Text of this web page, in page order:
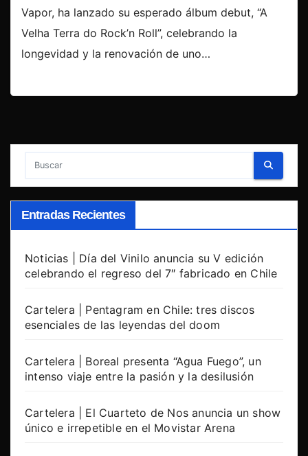
Vapor, ha lanzado su esperado álbum debut, “A
Velha Terra do Rock’n Roll”, celebrando la
longevidad y la renovación de uno…
Entradas Recientes
Noticias | Día del Vinilo anuncia su V edición
celebrando el regreso del 7″ fabricado en Chile
Cartelera | Pentagram en Chile: tres discos
esenciales de las leyendas del doom
Cartelera | Boreal presenta “Agua Fuego”, un
intenso viaje entre la pasión y la desilusión
Cartelera | El Cuarteto de Nos anuncia un show
único e irrepetible en el Movistar Arena